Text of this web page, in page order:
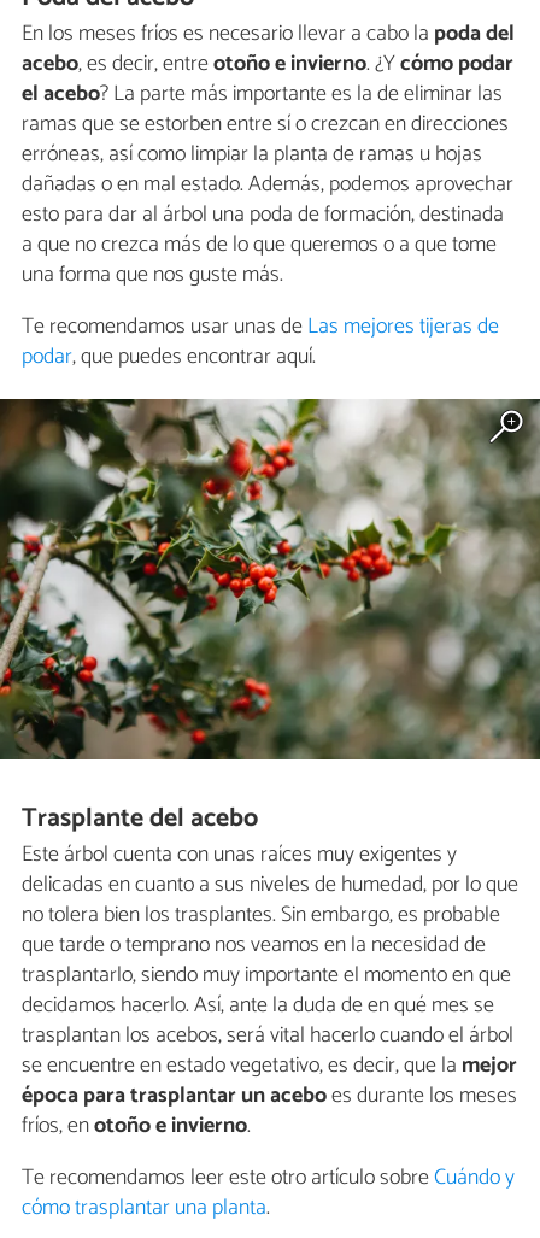
En los meses fríos es necesario llevar a cabo la poda del
acebo, es decir, entreotoño e invierno. ¿Ycómo podar
el acebo? La parte más importante es la de eliminar las
ramas que se estorben entre sí o crezcan en direcciones
erróneas, así como limpiar la planta de ramas u hojas
dañadas o en mal estado. Además, podemos aprovechar
esto para dar al árbol una poda de formación, destinada
a que no crezca más de lo que queremos o a que tome
una forma que nos guste más.
Te recomendamos usar unas deLas mejores tijeras de
podar, que puedes encontrar aquí.
Trasplante del acebo
Este árbol cuenta con unas raíces muy exigentes y
delicadas en cuanto a sus niveles de humedad, por lo que
no tolera bien los trasplantes. Sin embargo, es probable
que tarde o temprano nos veamos en la necesidad de
trasplantarlo, siendo muy importante el momento en que
decidamos hacerlo. Así, ante la duda de en qué mes se
trasplantan los acebos, será vital hacerlo cuando el árbol
se encuentre en estado vegetativo, es decir, que la mejor
época para trasplantar un aceboes durante los meses
fríos, enotoño e invierno.
Te recomendamos leer este otro artículo sobreCuándo y
cómo trasplantar una planta.